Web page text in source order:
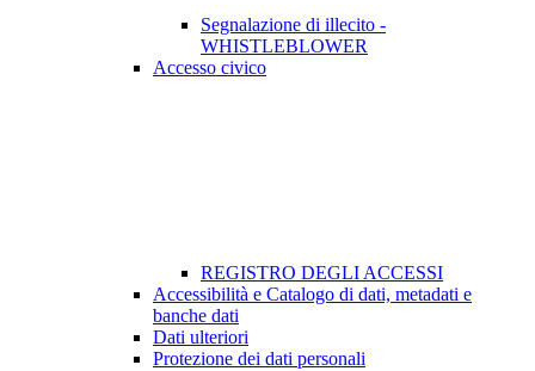
Segnalazione di illecito -
WHISTLEBLOWER
Accesso civico
REGISTRO DEGLI ACCESSI
Accessibilità e Catalogo di dati, metadati e
banche dati
Dati ulteriori
Protezione dei dati personali